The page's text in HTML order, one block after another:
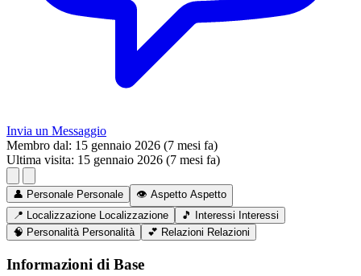
Invia un Messaggio
Membro dal: 15 gennaio 2026 (7 mesi fa)
Ultima visita: 15 gennaio 2026 (7 mesi fa)
👤 Personale Personale 👁️ Aspetto Aspetto
📍 Localizzazione Localizzazione 🎵 Interessi Interessi
🧠 Personalità Personalità 💕 Relazioni Relazioni
Informazioni di Base